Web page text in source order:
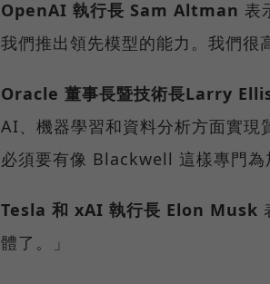
OpenAI 執行長 Sam Altman 表
我們推出領先模型的能力。我們很
Oracle 董事長暨技術長Larry
AI、機器學習和資料分析方面實現
必須要有像 Blackwell 這樣專門為
Tesla 和 xAI 執行長 Elon Musk
體了。」